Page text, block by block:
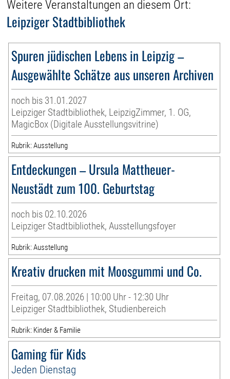
Weitere Veranstaltungen an diesem Ort:
Leipziger Stadtbibliothek
Spuren jüdischen Lebens in Leipzig –
Ausgewählte Schätze aus unseren Archiven
noch bis 31.01.2027
Leipziger Stadtbibliothek, LeipzigZimmer, 1. OG,
MagicBox (Digitale Ausstellungsvitrine)
Rubrik: Ausstellung
Entdeckungen – Ursula Mattheuer-
Neustädt zum 100. Geburtstag
noch bis 02.10.2026
Leipziger Stadtbibliothek, Ausstellungsfoyer
Rubrik: Ausstellung
Kreativ drucken mit Moosgummi und Co.
Freitag, 07.08.2026 | 10:00 Uhr - 12:30 Uhr
Leipziger Stadtbibliothek, Studienbereich
Rubrik: Kinder & Familie
Gaming für Kids
Jeden Dienstag